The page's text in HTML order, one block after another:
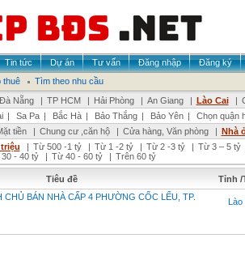
Tin tức Dự án Tư vấn Đăng nhập Đăng ký
thuê
Tìm theo nhu cầu
Đà Nẵng | TP HCM | Hải Phòng | An Giang | Lào Cai |
| Sa Pa | Bắc Hà | Bảo Thắng | Bảo Yên |
Chọn quận
tiền | Chung cư ,căn hộ | Cửa hàng, Văn phòng | Nhà
| Từ 500 -1 tỷ | Từ 1 -2 tỷ | Từ 2 -3 tỷ | Từ 3 – 5 tỷ
- 40 tỷ | Từ 40 - 60 tỷ | Trên 60 tỷ
Tiêu đề Tỉnh /
CHỦ BÁN NHÀ CẤP 4 PHƯỜNG CỐC LẾU, TP.
Lào